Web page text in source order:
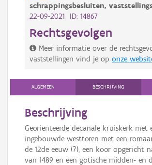
schrappingsbesluiten,
22-09-2021 ID: 14867
Rechtsgevolgen
Meer informatie over de
vaststellingen vind je op onze
ALGEMEEN BESCHRIJVING
Beschrijving
Georiënteerde decanale kruiskerk met
ingebouwde westtoren met een
de 12de eeuw (?), een koor opgericht
van 1489 en een gotische midden- en